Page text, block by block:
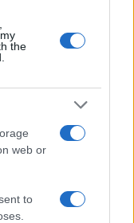
the
web or
to